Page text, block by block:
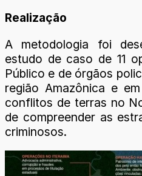
Realização
A metodologia foi
estudo de caso de 11
Público e de órgãos
região Amazônica e
conflitos de terras no
de compreender as
criminosos.